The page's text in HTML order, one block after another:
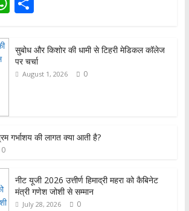
at
s
A
ar
e
सुबोध और किशोर की धामी से टिहरी मेडिकल कॉलेज
पर चर्चा
August 1, 2026 0
गर्भाशय की लागत क्या आती है?
0
नीट यूजी 2026 उत्तीर्ण हिमाद्री महरा को कैबिनेट
मंत्री गणेश जोशी से सम्मान
July 28, 2026 0